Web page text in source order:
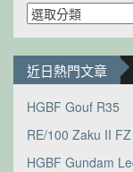
分
類
近日熱門文章
HGBF Gouf R35
RE/100 Zaku II FZ
HGBF Gundam